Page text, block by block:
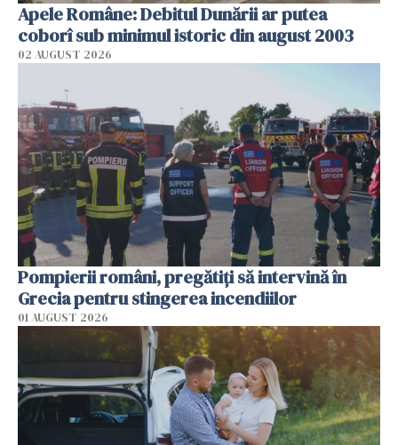
Apele Române: Debitul Dunării ar putea
coborî sub minimul istoric din august 2003
02 AUGUST 2026
Pompierii români, pregătiţi să intervină în
Grecia pentru stingerea incendiilor
01 AUGUST 2026